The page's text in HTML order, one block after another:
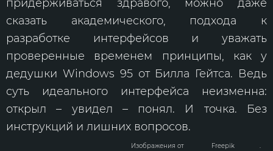
придерживаться здравого, можно даже
сказать академического, подхода к
разработке интерфейсов и уважать
проверенные временем принципы, как у
дедушки Windows 95 от Билла Гейтса. Ведь
суть идеального интерфейса неизменна:
открыл – увидел – понял. И точка. Без
инструкций и лишних вопросов.
Изображения от Freepik .